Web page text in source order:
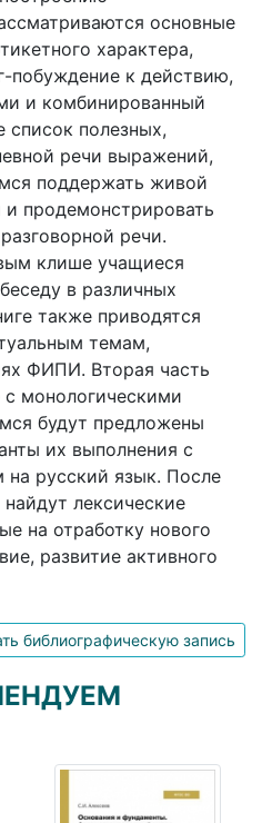
основные
характера,
побуждение к действию,
и комбинированный
список полезных,
речи выражений,
поддержать живой
продемонстрировать
речи.
клише учащиеся
в различных
также приводятся
темам,
ФИПИ. Вторая часть
с монологическими
будут предложены
их выполнения с
на русский язык. После
лексические
на отработку нового
развитие активного
библиографическую запись